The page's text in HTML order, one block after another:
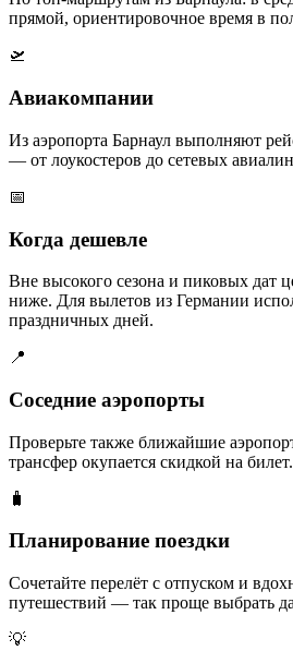
прямой, ориентировочное время в
🛫
Авиакомпании
Из аэропорта Барнаул выполняют
— от лоукостеров до сетевых
📅
Когда дешевле
Вне высокого сезона и пиковых дат
ниже. Для вылетов из Германии
праздничных дней.
📍
Соседние аэропорты
Проверьте также ближайшие
трансфер окупается скидкой на билет.
🧳
Планирование поездки
Сочетайте перелёт с отпуском и
путешествий — так проще выбрать
💡